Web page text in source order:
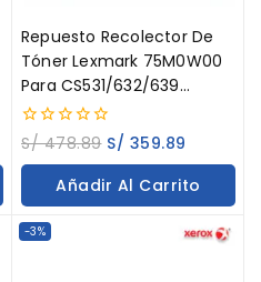
Repuesto Recolector De
Tóner Lexmark 75M0W00
Para CS531/632/639
CX532/635 (30K)
0
out
of
S/478.89 S/ 359.89
Añadir Al Carrito
-3%